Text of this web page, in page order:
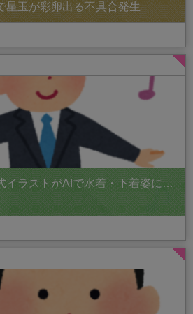
星玉が彩卵出る不具合発生
イラストがAIで水着・下着姿に…